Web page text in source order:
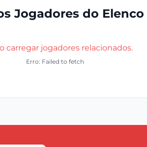
Jogadores do Elenco
carregar jogadores relacionados.
Erro: Failed to fetch